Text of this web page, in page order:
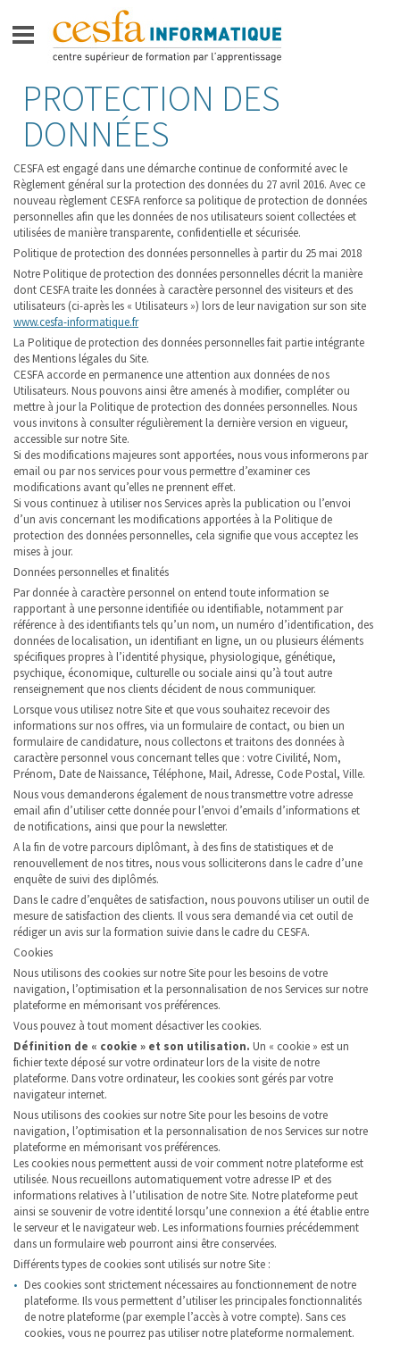
contenu
CESFA
INFORMATIQUE
FORMATIONS – BAC +2 –
TECHNICIEN·E SUPÉRIEUR·E
FORMATIONS BAC +3 –
BACHELOR
FORMATIONS BAC +5 –
MASTÈRE PROFESSIONNEL
APPRENTIS
VIE SUR
LE CAMPUS
ESPACE
ENTREPRISES
ACTUALITÉS
CONTACT
PROTECTION DES
DONNÉES
CESFA est engagé dans une démarche continue de conformité avec le
Règlement général sur la protection des données du 27 avril 2016. Avec ce
nouveau règlement CESFA renforce sa politique de protection de données
personnelles afin que les données de nos utilisateurs soient collectées et
utilisées de manière transparente, confidentielle et sécurisée.
Politique de protection des données personnelles à partir du 25 mai 2018
Notre Politique de protection des données personnelles décrit la manière
dont CESFA traite les données à caractère personnel des visiteurs et des
utilisateurs (ci-après les « Utilisateurs ») lors de leur navigation sur son site
www.cesfa-informatique.fr
La Politique de protection des données personnelles fait partie intégrante
des Mentions légales du Site.
CESFA accorde en permanence une attention aux données de nos
Utilisateurs. Nous pouvons ainsi être amenés à modifier, compléter ou
mettre à jour la Politique de protection des données personnelles. Nous
vous invitons à consulter régulièrement la dernière version en vigueur,
accessible sur notre Site.
Si des modifications majeures sont apportées, nous vous informerons par
email ou par nos services pour vous permettre d’examiner ces
modifications avant qu’elles ne prennent effet.
Si vous continuez à utiliser nos Services après la publication ou l’envoi
d’un avis concernant les modifications apportées à la Politique de
protection des données personnelles, cela signifie que vous acceptez les
mises à jour.
Données personnelles et finalités
Par donnée à caractère personnel on entend toute information se
rapportant à une personne identifiée ou identifiable, notamment par
référence à des identifiants tels qu’un nom, un numéro d’identification, des
données de localisation, un identifiant en ligne, un ou plusieurs éléments
spécifiques propres à l’identité physique, physiologique, génétique,
psychique, économique, culturelle ou sociale ainsi qu’à tout autre
renseignement que nos clients décident de nous communiquer.
Lorsque vous utilisez notre Site et que vous souhaitez recevoir des
informations sur nos offres, via un formulaire de contact, ou bien un
formulaire de candidature, nous collectons et traitons des données à
caractère personnel vous concernant telles que : votre Civilité, Nom,
Prénom, Date de Naissance, Téléphone, Mail, Adresse, Code Postal, Ville.
Nous vous demanderons également de nous transmettre votre adresse
email afin d’utiliser cette donnée pour l’envoi d’emails d’informations et
de notifications, ainsi que pour la newsletter.
A la fin de votre parcours diplômant, à des fins de statistiques et de
renouvellement de nos titres, nous vous solliciterons dans le cadre d’une
enquête de suivi des diplômés.
Dans le cadre d’enquêtes de satisfaction, nous pouvons utiliser un outil de
mesure de satisfaction des clients. Il vous sera demandé via cet outil de
rédiger un avis sur la formation suivie dans le cadre du CESFA.
Cookies
Nous utilisons des cookies sur notre Site pour les besoins de votre
navigation, l’optimisation et la personnalisation de nos Services sur notre
plateforme en mémorisant vos préférences.
Vous pouvez à tout moment désactiver les cookies.
Définition de « cookie » et son utilisation. Un « cookie » est un
fichier texte déposé sur votre ordinateur lors de la visite de notre
plateforme. Dans votre ordinateur, les cookies sont gérés par votre
navigateur internet.
Nous utilisons des cookies sur notre Site pour les besoins de votre
navigation, l’optimisation et la personnalisation de nos Services sur notre
plateforme en mémorisant vos préférences.
Les cookies nous permettent aussi de voir comment notre plateforme est
utilisée. Nous recueillons automatiquement votre adresse IP et des
informations relatives à l’utilisation de notre Site. Notre plateforme peut
ainsi se souvenir de votre identité lorsqu’une connexion a été établie entre
le serveur et le navigateur web. Les informations fournies précédemment
dans un formulaire web pourront ainsi être conservées.
Différents types de cookies sont utilisés sur notre Site :
Des cookies sont strictement nécessaires au fonctionnement de notre
plateforme. Ils vous permettent d’utiliser les principales fonctionnalités
de notre plateforme (par exemple l’accès à votre compte). Sans ces
cookies, vous ne pourrez pas utiliser notre plateforme normalement.